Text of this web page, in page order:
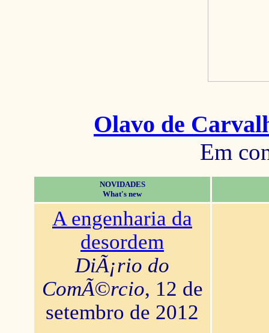
Olavo de
Em
NOVIDADES
What's new
A engenharia da
desordem
DiÃ¡rio do
ComÃ©rcio, 12 de
setembro de 2012